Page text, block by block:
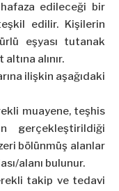
edileceği bir
edilir. Kişilerin
eşyası tutanak
alınır.
ilişkin aşağıdaki
muayene, teşhis
gerçekleştirildiği
bölünmüş alanlar
alanı bulunur.
takip ve tedavi